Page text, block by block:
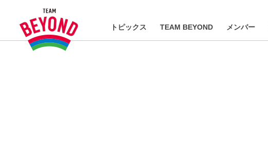
トピックス TEAM BEYOND メンバー